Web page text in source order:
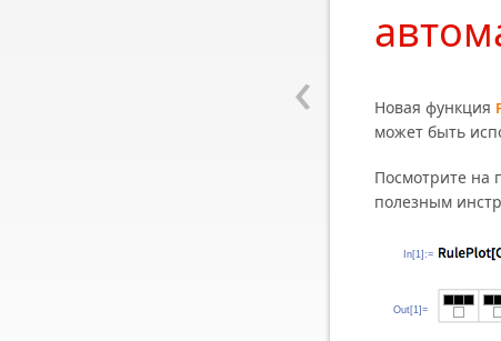
‹ Новая функция
может быть
Посмотрите на
полезным
In[1]:=
Out[1]=